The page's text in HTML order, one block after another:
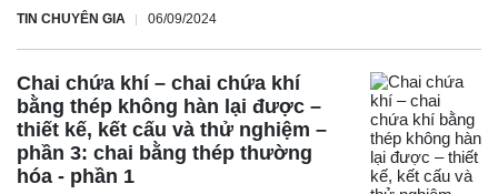
TIN CHUYÊN GIA 06/09/2024
Chai chứa khí – chai chứa khí
bằng thép không hàn lại được –
thiết kế, kết cấu và thử nghiệm –
phần 3: chai bằng thép thường
hóa - phần 1